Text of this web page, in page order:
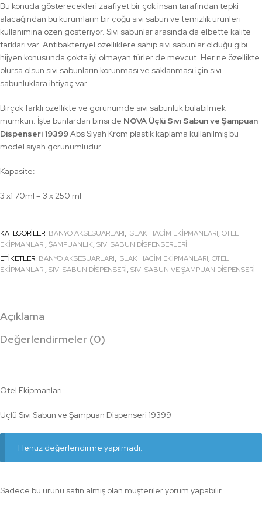
Bu konuda gösterecekleri zaafiyet bir çok insan tarafından tepki
alacağından bu kurumların bir çoğu sıvı sabun ve temizlik ürünleri
kullanımına özen gösteriyor. Sıvı sabunlar arasında da elbette kalite
farkları var. Antibakteriyel özelliklere sahip sıvı sabunlar olduğu gibi
hijyen konusunda çokta iyi olmayan türler de mevcut. Her ne özellikte
olursa olsun sıvı sabunların korunması ve saklanması için sıvı
sabunluklara ihtiyaç var.
Birçok farklı özellikte ve görünümde sıvı sabunluk bulabilmek
mümkün. İşte bunlardan birisi de NOVA Üçlü Sıvı Sabun ve Şampuan
Dispenseri 19399Abs Siyah Krom plastik kaplama kullanılmış bu
model siyah görünümlüdür.
Kapasite:
3 x1 70ml – 3 x 250 ml
KATEGORILER: BANYO AKSESUARLARI, ISLAK HACİM EKİPMANLARI, OTEL
EKİPMANLARI, ŞAMPUANLIK, SIVI SABUN DISPENSERLERI
ETIKETLER: BANYO AKSESUARLARI, ISLAK HACİM EKİPMANLARI, OTEL
EKİPMANLARI, SIVI SABUN DISPENSERI, SIVI SABUN VE ŞAMPUAN DISPENSERI
Açıklama
Değerlendirmeler (0)
Otel Ekipmanları
Üçlü Sıvı Sabun ve Şampuan Dispenseri 19399
Henüz değerlendirme yapılmadı.
Sadece bu ürünü satın almış olan müşteriler yorum yapabilir.